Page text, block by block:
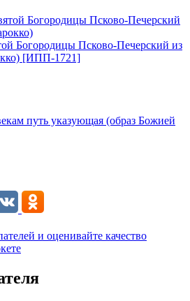
Богородицы Псково-Печерский из
[ИПП-1721]
путь указующая (образ Божией